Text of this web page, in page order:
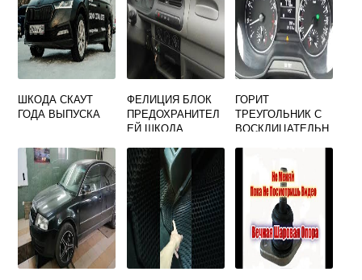
ШКОДА СКАУТ
ГОДА ВЫПУСКА
ФЕЛИЦИЯ БЛОК
ПРЕДОХРАНИТЕЛ
ЕЙ ШКОДА
ГОРИТ
ТРЕУГОЛЬНИК С
ВОСКЛИЦАТЕЛЬН
ЖЕЛТЫЙ